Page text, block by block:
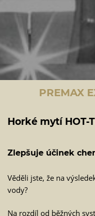
PREMAX
Horké mytí HOT-
Zlepšuje účinek
Věděli jste, že na
vody?
Na rozdíl od běžných